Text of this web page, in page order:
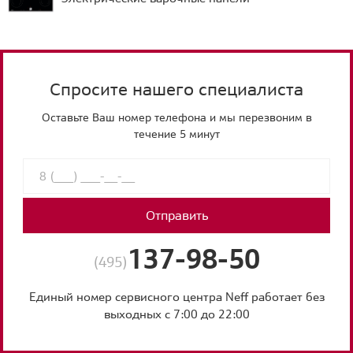
Спросите нашего специалиста
Оставьте Ваш номер телефона и мы перезвоним в
течение 5 минут
Отправить
(495) 137-98-50
Единый номер сервисного центра Neff работает без
выходных с 7:00 до 22:00